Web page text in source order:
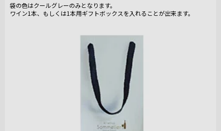
袋の色はクールグレーのみとなります。
ワイン1本、もしくは1本用ギフトボックスを入れることが出来ます。